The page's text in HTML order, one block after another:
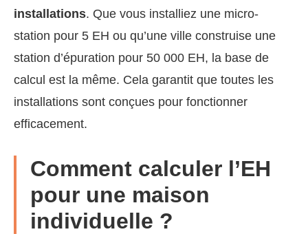
installations. Que vous installiez une micro-
station pour 5 EH ou qu’une ville construise une
station d’épuration pour 50 000 EH, la base de
calcul est la même. Cela garantit que toutes les
installations sont conçues pour fonctionner
efficacement.
Comment calculer l’EH
pour une maison
individuelle ?